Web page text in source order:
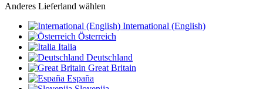
Anderes Lieferland wählen
International (English)
Österreich
Italia
Deutschland
Great Britain
España